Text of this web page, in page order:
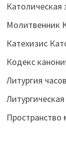
Католическая
Молитвенник
Катехизис
Кодекс
Литургия часов
Пространство